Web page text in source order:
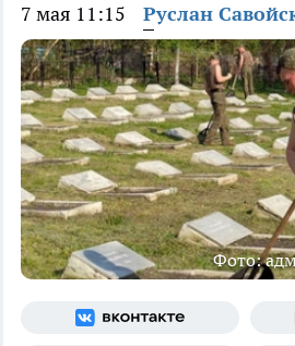
7 мая 11:15 Руслан
Фото: